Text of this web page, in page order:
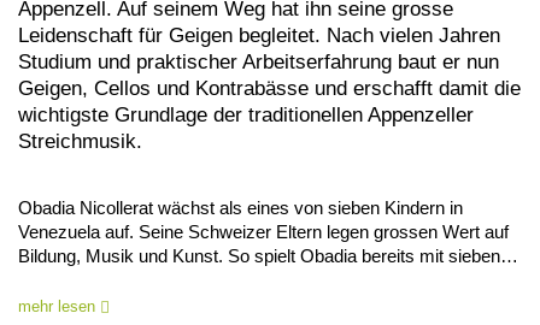
Appenzell. Auf seinem Weg hat ihn seine grosse
Leidenschaft für Geigen begleitet. Nach vielen Jahren
Studium und praktischer Arbeitserfahrung baut er nun
Geigen, Cellos und Kontrabässe und erschafft damit die
wichtigste Grundlage der traditionellen Appenzeller
Streichmusik.
Obadia Nicollerat wächst als eines von sieben Kindern in
Venezuela auf. Seine Schweizer Eltern legen grossen Wert auf
Bildung, Musik und Kunst. So spielt Obadia bereits mit sieben…
mehr lesen